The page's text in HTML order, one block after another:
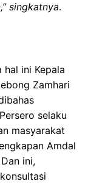
singkatnya.
hal ini Kepala
Zamhari
selaku
masyarakat
Amdal
ini,